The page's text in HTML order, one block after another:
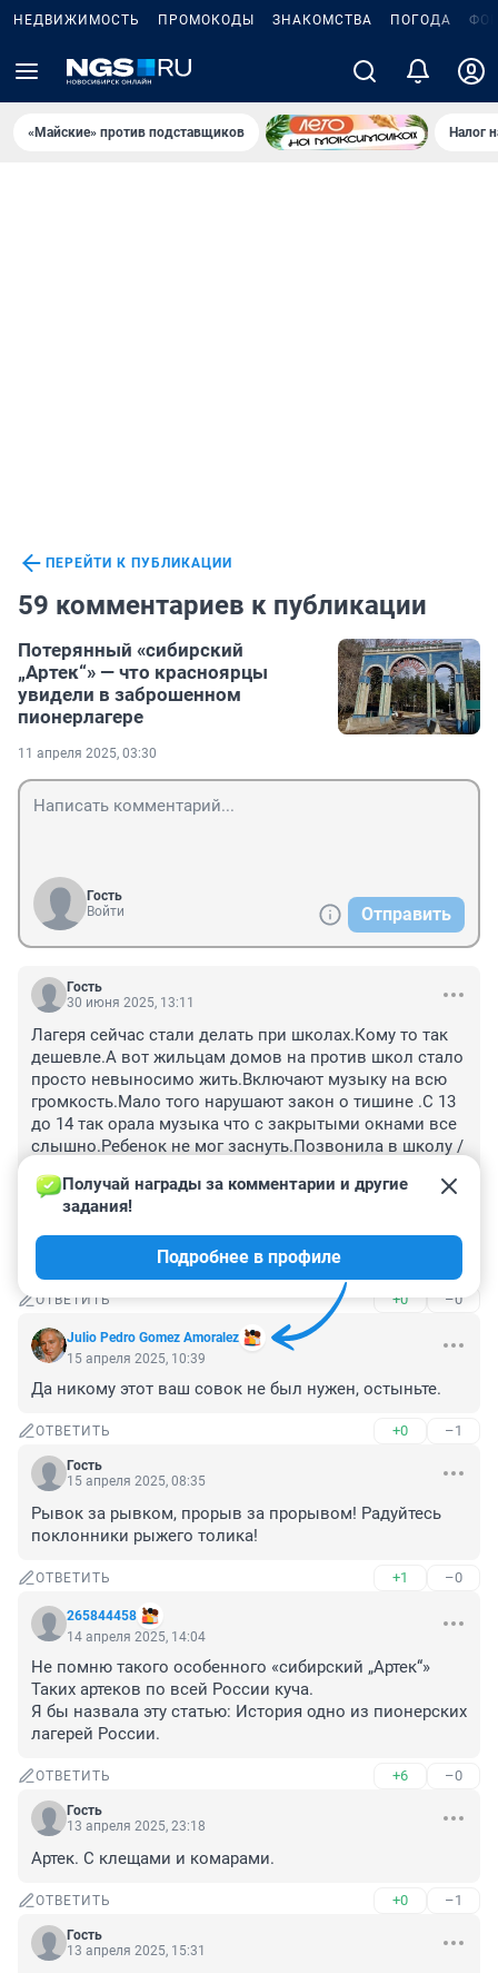
НЕДВИЖИМОСТЬ ПРОМОКОДЫ ЗНАКОМСТВА ПОГОДА
«Майские» против подставщиков Налог
ПЕРЕЙТИ К ПУБЛИКАЦИИ
59 комментариев к публикации
Потерянный «сибирский
„Артек“» — что красноярцы
увидели в заброшенном
пионерлагере
11 апреля 2025, 03:30
Гость
Войти
Отправить
Гость
30 июня 2025, 13:11
Лагеря сейчас стали делать при школах.Кому то так
дешевле.А вот жильцам домов на против школ стало
просто невыносимо жить.Включают музыку на всю
громкость.Мало того нарушают закон о тишине .С 13
до 14 так орала музыка что с закрытыми окнами все
слышно.Ребенок не мог заснуть.Позвонила в школу /
неужели взрослые педагоги не понимают что вокруг
жилые дома.Звонила в мэрию.Послали в отдел
образования.Там трубку никто не берет.ЭТО ШКОЛА
ОТВЕТИТЬ +0 –0
Julio Pedro Gomez Amoralez
Получай награды за комментарии и другие
задания!
Подробнее в профиле
15 апреля 2025, 10:39
Да никому этот ваш совок не был нужен, остыньте.
ОТВЕТИТЬ +0 –1
Гость
15 апреля 2025, 08:35
Рывок за рывком, прорыв за прорывом! Радуйтесь
поклонники рыжего толика!
ОТВЕТИТЬ +1 –0
265844458
14 апреля 2025, 14:04
Не помню такого особенного «сибирский „Артек“»
Таких артеков по всей России куча.
Я бы назвала эту статью: История одно из пионерских
лагерей России.
ОТВЕТИТЬ +6 –0
Гость
13 апреля 2025, 23:18
Артек. С клещами и комарами.
ОТВЕТИТЬ +0 –1
Гость
13 апреля 2025, 15:31